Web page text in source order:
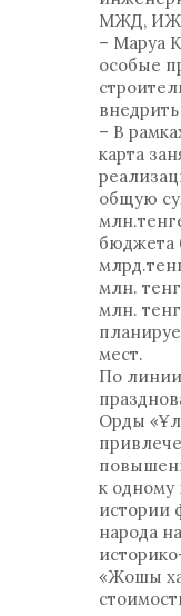
МЖД,
– Маруа
особые
– В
карта
общую
бюджета
млн.
млн.
мест.
По
Орды
к одному
истории
народа
«Жошы